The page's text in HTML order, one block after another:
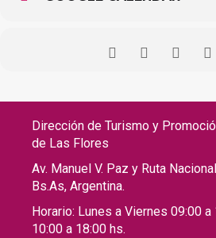
Dirección de Turismo y
de Las Flores
Av. Manuel V. Paz y Ruta
Bs.As, Argentina.
Horario: Lunes a Viernes 09:00
10:00 a 18:00 hs.